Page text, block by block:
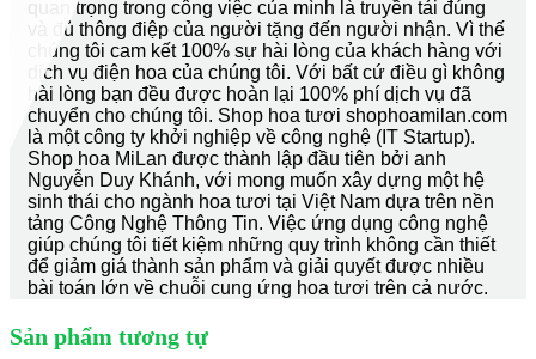
quan trọng trong công việc của mình là truyền tải đúng
và đủ thông điệp của người tặng đến người nhận. Vì thế
chúng tôi cam kết 100% sự hài lòng của khách hàng với
dịch vụ điện hoa của chúng tôi. Với bất cứ điều gì không
hài lòng bạn đều được hoàn lại 100% phí dịch vụ đã
chuyển cho chúng tôi. Shop hoa tươi shophoamilan.com
là một công ty khởi nghiệp về công nghệ (IT Startup).
Shop hoa MiLan được thành lập đầu tiên bởi anh
Nguyễn Duy Khánh, với mong muốn xây dựng một hệ
sinh thái cho ngành hoa tươi tại Việt Nam dựa trên nền
tảng Công Nghệ Thông Tin. Việc ứng dụng công nghệ
giúp chúng tôi tiết kiệm những quy trình không cần thiết
để giảm giá thành sản phẩm và giải quyết được nhiều
bài toán lớn về chuỗi cung ứng hoa tươi trên cả nước.
Sản phẩm tương tự